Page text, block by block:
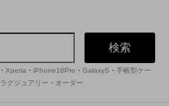
検索
・ Xperia ・ iPhone16Pro ・ GalaxyS ・ 手帳型ケー
ラグジュアリー ・ オーダー